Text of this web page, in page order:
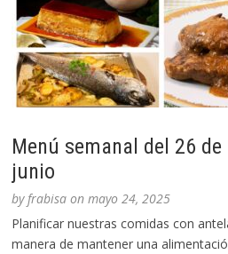
Menú semanal del 26
junio
byfrabisa onmayo 24, 2025
Planificar nuestras comidas con
manera de mantener una